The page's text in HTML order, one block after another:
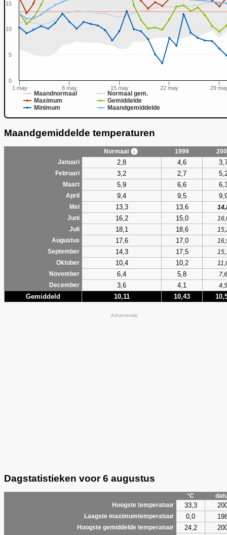
Maandnormaal
Normaal gem.
Maximum
Gemiddelde
Minimum
Maandgemiddelde
1 may 8 may 15 may 22 may 29
0
5
10
15
Maandgemiddelde temperaturen
Normaal 1999
Januari
2,8 4,6
Februari 3,2 2,7
Maart 5,9 6,6
April 9,4 9,5
Mei 13,3 13,6
Juni
16,2 15,0
Juli
18,1 18,6
Augustus
17,6 17,0
September
14,3 17,5
Oktober
10,4 10,2
November
6,4 5,8
7,6
December
3,6 4,1 4,5
Gemiddeld 10,11 10,43
Advertentie
Dagstatistieken voor 6 augustus
°C
Hoogste temperatuur
33,3
Laagste maximumtemperatuur 0,0
Hoogste gemiddelde temperatuur 24,2